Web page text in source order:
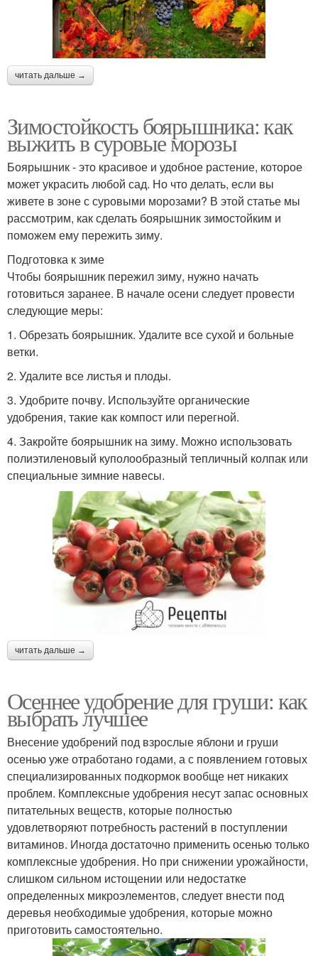
читать дальше →
Зимостойкость боярышника: как
выжить в суровые морозы
Боярышник - это красивое и удобное растение, которое
может украсить любой сад. Но что делать, если вы
живете в зоне с суровыми морозами? В этой статье мы
рассмотрим, как сделать боярышник зимостойким и
поможем ему пережить зиму.
Подготовка к зиме
Чтобы боярышник пережил зиму, нужно начать
готовиться заранее. В начале осени следует провести
следующие меры:
1. Обрезать боярышник. Удалите все сухой и больные
ветки.
2. Удалите все листья и плоды.
3. Удобрите почву. Используйте органические
удобрения, такие как компост или перегной.
4. Закройте боярышник на зиму. Можно использовать
полиэтиленовый куполообразный тепличный колпак или
специальные зимние навесы.
читать дальше →
Осеннее удобрение для груши: как
выбрать лучшее
Внесение удобрений под взрослые яблони и груши
осенью уже отработано годами, а с появлением готовых
специализированных подкормок вообще нет никаких
проблем. Комплексные удобрения несут запас основных
питательных веществ, которые полностью
удовлетворяют потребность растений в поступлении
витаминов. Иногда достаточно применить осенью только
комплексные удобрения. Но при снижении урожайности,
слишком сильном истощении или недостатке
определенных микроэлементов, следует внести под
деревья необходимые удобрения, которые можно
приготовить самостоятельно.